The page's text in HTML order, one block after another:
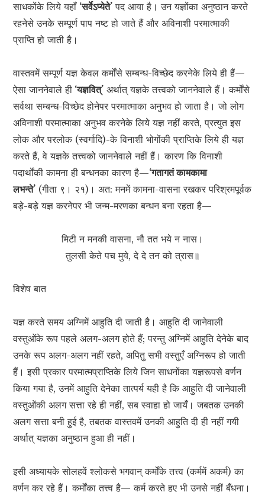
साधकोंके लिये यहाँ ‘सर्वेऽप्येते’ पद आया है। उन यज्ञोंका अनुष्ठान करते
रहनेसे उनके सम्पूर्ण पाप नष्ट हो जाते हैं और अविनाशी परमात्माकी
प्राप्ति हो जाती है।
वास्तवमें सम्पूर्ण यज्ञ केवल कर्मोंसे सम्बन्ध-विच्छेद करनेके लिये ही हैं—
ऐसा जाननेवाले ही ‘यज्ञवित्’ अर्थात् यज्ञके तत्त्वको जाननेवाले हैं। कर्मोंसे
सर्वथा सम्बन्ध-विच्छेद होनेपर परमात्माका अनुभव हो जाता है। जो लोग
अविनाशी परमात्माका अनुभव करनेके लिये यज्ञ नहीं करते, प्रत्युत इस
लोक और परलोक (स्वर्गादि)-के विनाशी भोगोंकी प्राप्तिके लिये ही यज्ञ
करते हैं, वे यज्ञके तत्त्वको जाननेवाले नहीं हैं। कारण कि विनाशी
पदार्थोंकी कामना ही बन्धनका कारण है—‘गतागतं कामकामा
लभन्ते’ (गीता ९। २१)। अत: मनमें कामना-वासना रखकर परिश्रमपूर्वक
बड़े-बड़े यज्ञ करनेपर भी जन्म-मरणका बन्धन बना रहता है—
मिटी न मनकी वासना, नौ तत भये न नास।
तुलसी केते पच मुये, दे दे तन को त्रास॥
विशेष बात
यज्ञ करते समय अग्निमें आहुति दी जाती है। आहुति दी जानेवाली
वस्तुओंके रूप पहले अलग-अलग होते हैं; परन्तु अग्निमें आहुति देनेके बाद
उनके रूप अलग-अलग नहीं रहते, अपितु सभी वस्तुएँ अग्निरूप हो जाती
हैं। इसी प्रकार परमात्मप्राप्तिके लिये जिन साधनोंका यज्ञरूपसे वर्णन
किया गया है, उनमें आहुति देनेका तात्पर्य यही है कि आहुति दी जानेवाली
वस्तुओंकी अलग सत्ता रहे ही नहीं, सब स्वाहा हो जायँ। जबतक उनकी
अलग सत्ता बनी हुई है, तबतक वास्तवमें उनकी आहुति दी ही नहीं गयी
अर्थात् यज्ञका अनुष्ठान हुआ ही नहीं।
इसी अध्यायके सोलहवें श्लोकसे भगवान् कर्मोंके तत्त्व (कर्ममें अकर्म) का
वर्णन कर रहे हैं। कर्मोंका तत्त्व है— कर्म करते हुए भी उनसे नहीं बँधना।